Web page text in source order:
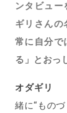
ンタビュ
ギリさんの
常に自分で
る」とおっ
オダギリ
緒に“もの